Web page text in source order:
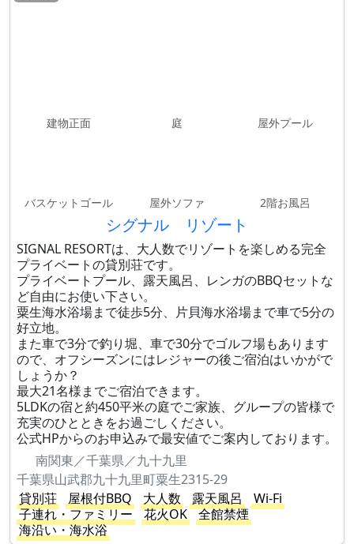
建物正面 庭 屋外プール
バスケットゴール 屋外ソファ 2階お風呂
シグナル リゾート
SIGNAL RESORTは、大人数でリゾートを楽しめる完全
プライベートの貸別荘です。
プライベートプール、露天風呂、レンガのBBQセットな
ど自由にお使い下さい。
粟生海水浴場まで徒歩5分、片貝海水浴場まで車で5分の
好立地。
また車で3分で釣り堀、車で30分でゴルフ場もあります
ので、オフシーズンにはレジャーの後ご宿泊はいかがで
しょうか？
最大21名様までご宿泊できます。
5LDKの宿と約450平米の庭でご家族、グループの皆様で
充実のひとときをお過ごしください。
公式HPからのお申込みで最安値でご案内しております。
南関東／千葉県／九十九里
千葉県山武郡九十九里町粟生2315-29
貸別荘
屋根付BBQ 大人数 露天風呂
Wi-Fi
子連れ・ファミリー
花火OK
全館禁煙
海沿い・海水浴